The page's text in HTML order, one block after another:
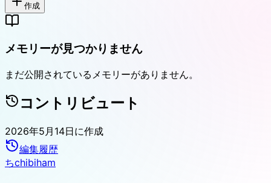
作成
メモリーが見つかりません
まだ公開されているメモリーがありません。
コントリビュート
2026年5月14日に作成
編集履歴
ちchibiham